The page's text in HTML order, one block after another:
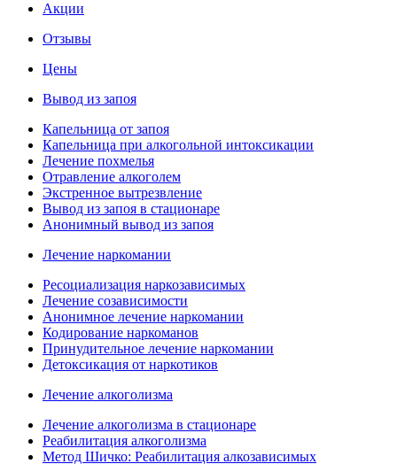
Акции
Отзывы
Цены
Вывод из запоя
Капельница от запоя
Капельница при алкогольной интоксикации
Лечение похмелья
Отравление алкоголем
Экстренное вытрезвление
Вывод из запоя в стационаре
Анонимный вывод из запоя
Лечение наркомании
Ресоциализация наркозависимых
Лечение созависимости
Анонимное лечение наркомании
Кодирование наркоманов
Принудительное лечение наркомании
Детоксикация от наркотиков
Лечение алкоголизма
Лечение алкоголизма в стационаре
Реабилитация алкоголизма
Метод Шичко: Реабилитация алкозависимых